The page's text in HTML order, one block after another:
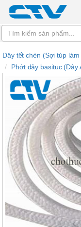
Dây tết chèn (Sợi túp làm
Phớt dây basituc